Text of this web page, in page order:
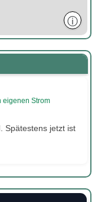
ⓘ
eigenen Strom
Spätestens jetzt ist